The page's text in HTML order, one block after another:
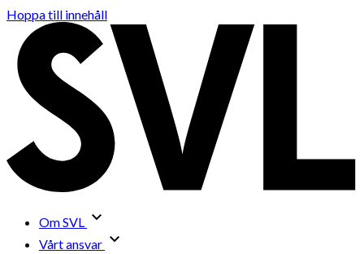
Hoppa till innehåll
Om SVL
Vårt ansvar